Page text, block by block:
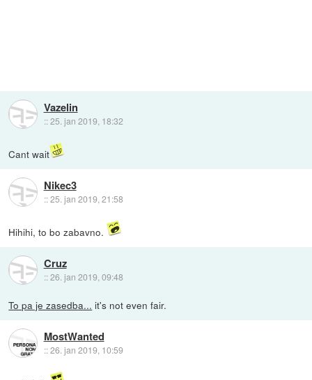
Vazelin
::25. jan 2019, 18:32
Cant wait
Nikec3
::25. jan 2019, 21:58
Hihihi, to bo zabavno.
Cruz
::26. jan 2019, 09:48
To pa je zasedba... it's not even fair.
MostWanted
::26. jan 2019, 10:59